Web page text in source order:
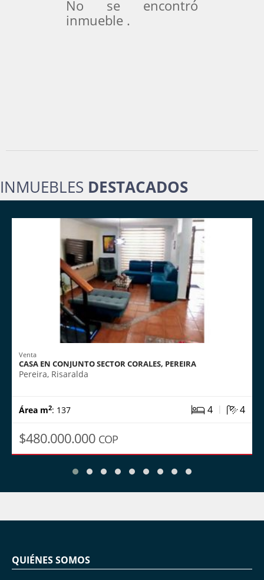
No se encontró
inmueble .
INMUEBLES DESTACADOS
Venta
CASA EN CONJUNTO SECTOR CORALES, PEREIRA
Pereira, Risaralda
Área m2: 137 4 | 4
$480.000.000 COP
QUIÉNES SOMOS